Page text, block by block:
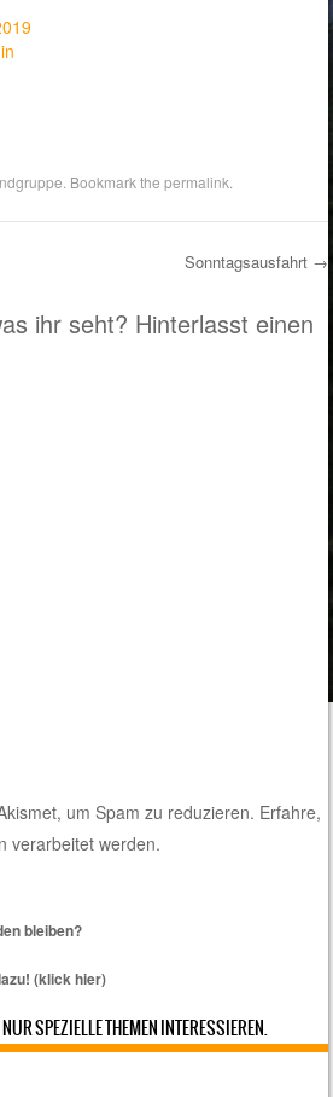
. Bookmark thepermalink
Sonntagsausfahrt →
ihr seht? Hinterlasst einen
um Spam zu reduzieren. Erfahre,
verarbeitet werden.
bleiben?
(klick hier)
SPEZIELLE THEMEN INTERESSIEREN.